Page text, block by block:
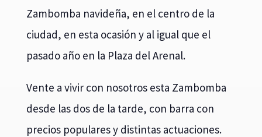
Zambomba navideña, en el centro de la
ciudad, en esta ocasión y al igual que el
pasado año en la Plaza del Arenal.
Vente a vivir con nosotros esta Zambomba
desde las dos de la tarde, con barra con
precios populares y distintas actuaciones.